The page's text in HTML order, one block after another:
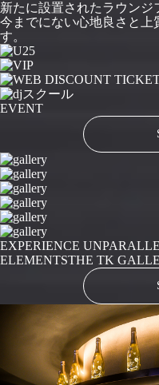
新たに設置されたラウンジ
今までにない心地良さと上
す。
EVENT
EXPERIENCE
ELEMENTSTHE TK